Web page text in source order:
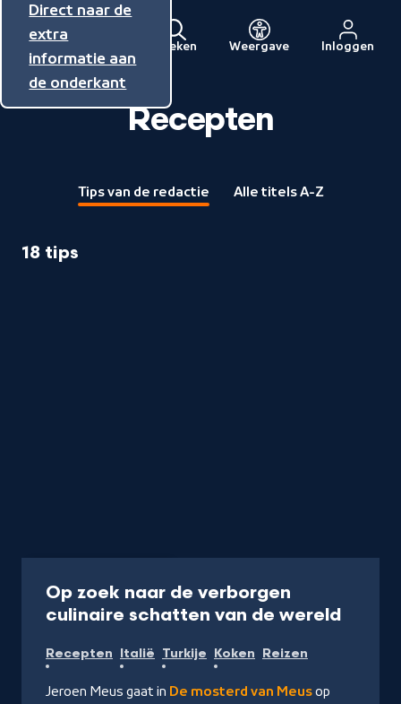
Direct naar de
inhoud
Direct naar de
hoofdnavigatie
Direct naar de
extra
informatie aan
de onderkant
Menu
Naar
de
beginpagina
Zoeken Weergave Inloggen
Recepten
Tips van de redactie Alle titels A-Z
18 tips
Op zoek naar de verborgen
culinaire schatten van de wereld-
Recepten Italië Turkije Koken Reizen
Jeroen Meus gaat in De mosterd van Meusop